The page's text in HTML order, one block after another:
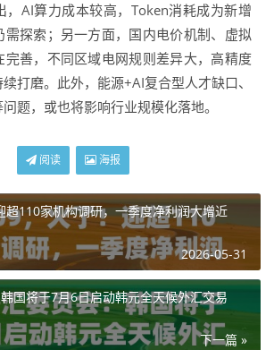
，AI算力成本较高，Token消耗成为新增
需探索；另一方面，国内电价机制、虚拟
完善，不同区域电网规则差异大，高精度
打磨。此外，能源+AI复合型人才缺口、
题，或也将影响行业规模化落地。
阅读 海报
超110家机构调研，一季度净利润大增近
2026-05-31
国将于7月6日启动韩元全天候外汇交易
下一篇 »